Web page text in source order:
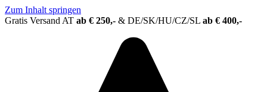
Zum Inhalt springen
Gratis Versand AT ab € 250,- & DE/SK/HU/CZ/SL ab € 400,-